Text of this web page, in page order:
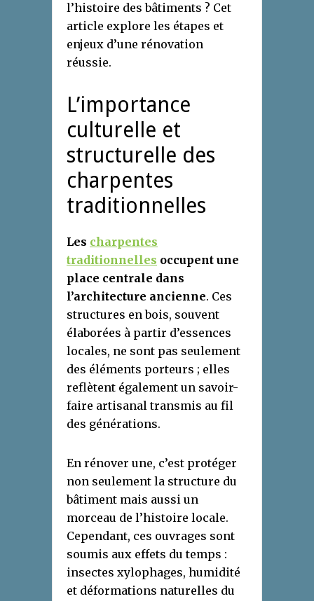
l’histoire des bâtiments ? Cet
article explore les étapes et
enjeux d’une rénovation
réussie.
L’importance
culturelle et
structurelle des
charpentes
traditionnelles
Les charpentes
traditionnelles occupent une
place centrale dans
l’architecture ancienne. Ces
structures en bois, souvent
élaborées à partir d’essences
locales, ne sont pas seulement
des éléments porteurs ; elles
reflètent également un savoir-
faire artisanal transmis au fil
des générations.
En rénover une, c’est protéger
non seulement la structure du
bâtiment mais aussi un
morceau de l’histoire locale.
Cependant, ces ouvrages sont
soumis aux effets du temps :
insectes xylophages, humidité
et déformations naturelles du